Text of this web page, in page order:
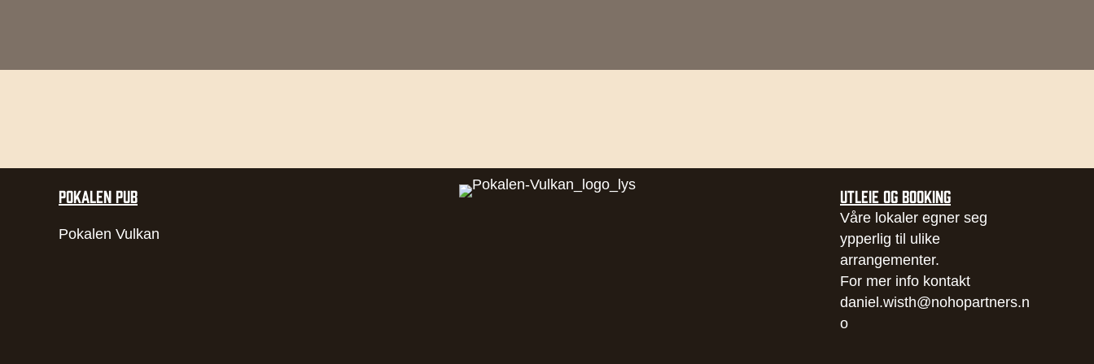
POKALEN PUB
Pokalen Vulkan
UTLEIE OG BOOKING
Våre lokaler egner seg
ypperlig til ulike
arrangementer.
For mer info kontakt
daniel.wisth@nohopartners.n
o